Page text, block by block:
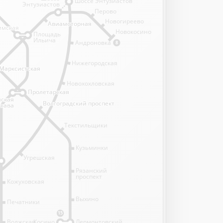
8
15
Андроновка
Нижегородская
Новохохловская
Угрешская
Текстильщики
Кузьминки
Рязанский
проспект
Выхино
Лермонтовский
Кожуховская
Печатники
Волжская
Перово
Новогиреево
Новокосино
Площадь
Ильича
Пролетарская
Пролетарская
Волгоградский проспект
Волгоградский проспект
Авиамоторная
Авиамоторная
Энтузиастов
Косино